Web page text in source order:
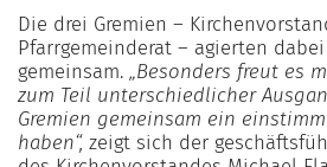
Die drei Gremien –
Pfarrgemeinderat – agierten
gemeinsam. „Besonders freut es
zum Teil unterschiedlicher
Gremien gemeinsam ein
haben“, zeigt sich der